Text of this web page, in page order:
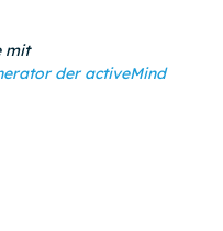
mit
der activeMind